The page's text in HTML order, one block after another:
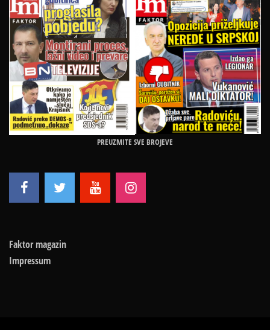
PREUZMITE SVE BROJEVE
Faktor magazin
Impressum